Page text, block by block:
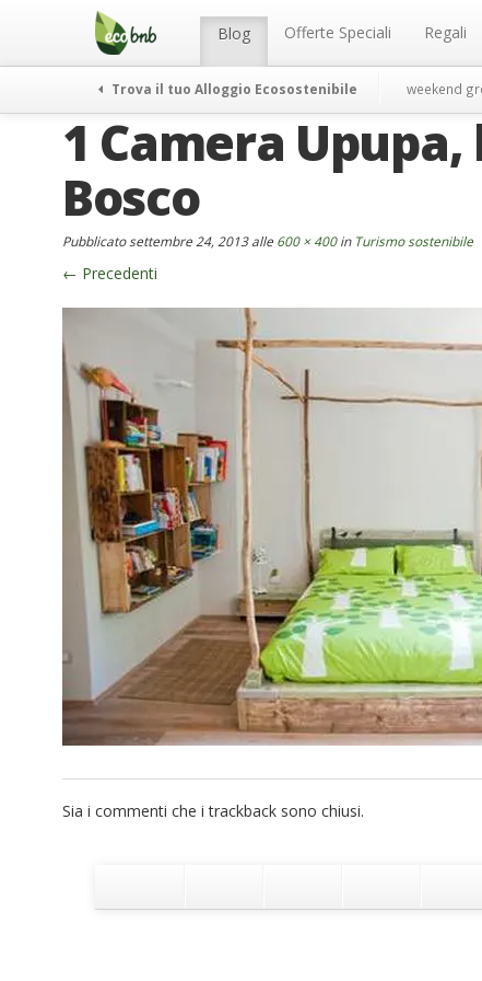
Menu Blog Offerte Speciali Regali
Trova il tuo Alloggio Ecosostenibile weekend
1 Camera
Bosco
Pubblicatosettembre 24, 2013alle 600 × 400in Turismo sostenibile
← Precedenti
Sia i commenti che i trackback sono chiusi.